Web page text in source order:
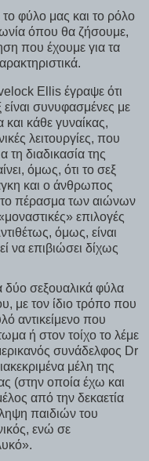
φύλο μας και το ρόλο
όπου θα ζήσουμε,
που έχουμε για τα
Ellis έγραψε ότι
είναι συνυφασμένες με
κάθε γυναίκας,
λειτουργίες, που
τη διαδικασία της
όμως, ότι το σεξ
και ο άνθρωπος
πέρασμα των αιώνων
επιλογές
όμως, είναι
να επιβιώσει δίχως
δύο σεξουαλικά φύλα
με τον ίδιο τρόπο που
αντικείμενο που
ή στον τοίχο το λέμε
συνάδελφος Dr
μέλη της
(στην οποία έχω και
από την δεκαετία
παιδιών του
ενώ σε